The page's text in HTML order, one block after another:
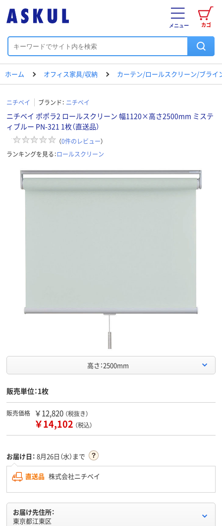
カゴ
メニュー
ホーム オフィス家具/収納 カーテン/ロールスクリーン/ブライ
ニチベイ ブランド： ニチベイ
ニチベイ ポポラ2 ロールスクリーン 幅1120×高さ2500mm ミステ
ィブルー PN-321 1枚（直送品）
（0件のレビュー）
ランキングを見る：ロールスクリーン
高さ：2500mm
販売単位：1枚
販売価格 ￥12,820 （税抜き）
￥14,102 （税込）
お届け日： 8月26日（水）まで
直送品 株式会社ニチベイ
お届け先住所：
東京都江東区